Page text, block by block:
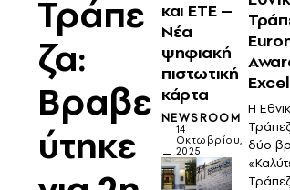
Τράπε
ζα:
Βραβε
ύτηκε
και ΕΤΕ –
Νέα
ψηφιακή
πιστωτική
κάρτα
NEWSROOM
14
Οκτωβρίου,
2025
H
δύο